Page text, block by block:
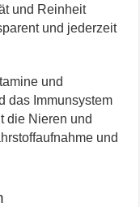
und Reinheit
und jederzeit
und
das Immunsystem
die Nieren und
und